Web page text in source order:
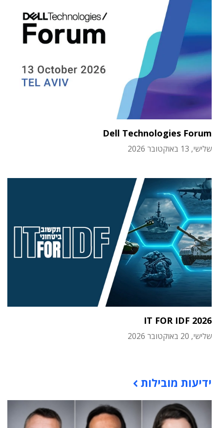
Dell Technologies Forum
שלישי, 13 באוקטובר 2026
IT FOR IDF 2026
שלישי, 20 באוקטובר 2026
ידיעות מובילות